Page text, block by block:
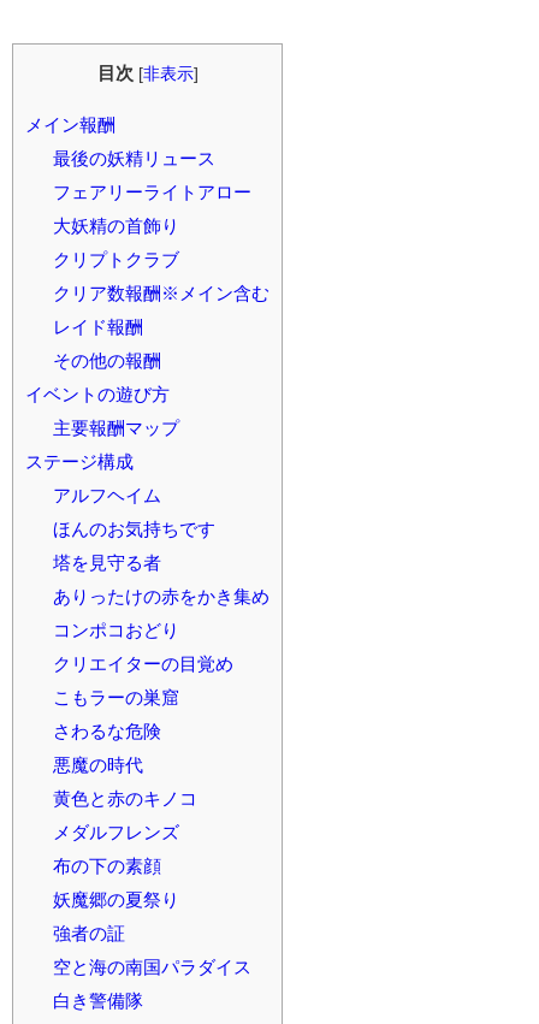
目次 [非表示]
メイン報酬
最後の妖精リュース
フェアリーライトアロー
大妖精の首飾り
クリプトクラブ
クリア数報酬※メイン含む
レイド報酬
その他の報酬
イベントの遊び方
主要報酬マップ
ステージ構成
アルフヘイム
ほんのお気持ちです
塔を見守る者
ありったけの赤をかき集め
コンポコおどり
クリエイターの目覚め
こもラーの巣窟
さわるな危険
悪魔の時代
黄色と赤のキノコ
メダルフレンズ
布の下の素顔
妖魔郷の夏祭り
強者の証
空と海の南国パラダイス
白き警備隊